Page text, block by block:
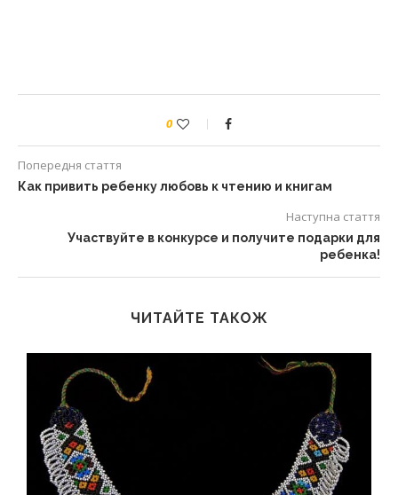
0
Попередня стаття
Как привить ребенку любовь к чтению и книгам
Наступна стаття
Участвуйте в конкурсе и получите подарки для
ребенка!
ЧИТАЙТЕ ТАКОЖ